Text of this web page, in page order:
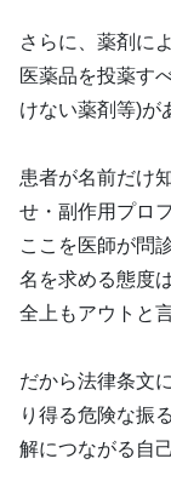
さらに、薬剤に
医薬品を投薬す
けない薬剤等)が
患者が名前だけ
せ・副作用プロ
ここを医師が問
名を求める態度
全上もアウトと
だから法律条文
り得る危険な振
解につながる自